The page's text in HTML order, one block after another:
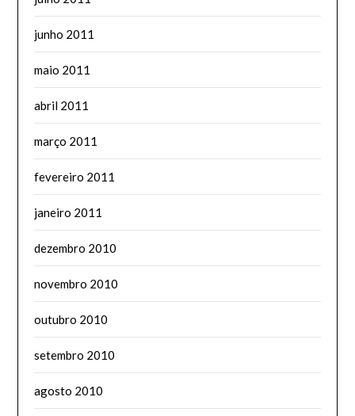
junho 2011
maio 2011
abril 2011
março 2011
fevereiro 2011
janeiro 2011
dezembro 2010
novembro 2010
outubro 2010
setembro 2010
agosto 2010